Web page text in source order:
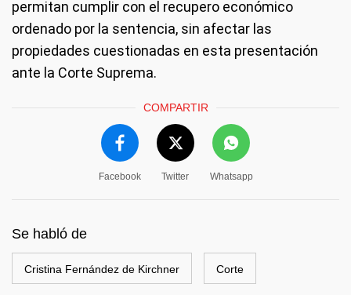
permitan cumplir con el recupero económico
ordenado por la sentencia, sin afectar las
propiedades cuestionadas en esta presentación
ante la Corte Suprema.
COMPARTIR
Facebook Twitter Whatsapp
Se habló de
Cristina Fernández de Kirchner Corte